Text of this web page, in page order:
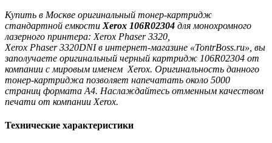
Купить в Москве оригинальный тонер-картридж
стандартной емкости Xerоx 106R02304 для монохромного
лазерного принтера: Xerox Phaser 3320,
Xerox Phaser3320DNI в интернет-магазине «TontrBoss.ru», вы
заполучаете оригинальный черный картридж 106R02304 от
компании с мировым именем Xerox. Оригинальность данного
тонер-картриджа позволяет напечатать около 5000
страниц формата А4. Наслаждайтесь отменным качеством
печати от компании Xerox.
Технические характеристики